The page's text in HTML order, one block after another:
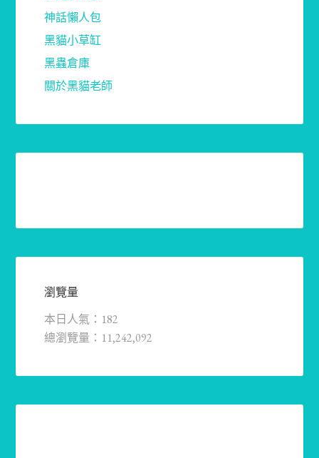
神話懶人包
黑貓小草缸
黑蟲倉庫
關於黑貓老師
瀏覽量
本日人氣：182
總瀏覽量：11,242,092